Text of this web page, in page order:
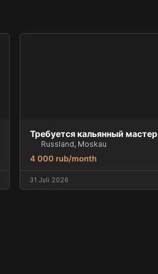
Требуется кальянный мастер
Russland, Moskau
4 000 rub/month
31 Juli 2026